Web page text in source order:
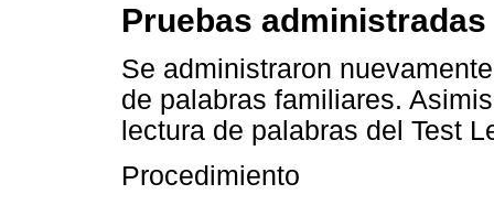
Pruebas
Se administraron
de palabras familiares.
lectura de palabras del Test
Procedimiento